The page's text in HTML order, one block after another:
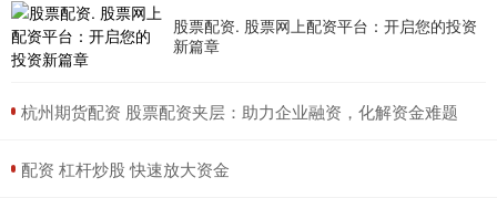
股票配资. 股票网上配资平台：开启您的投资
新篇章
​杭州期货配资 股票配资夹层：助力企业融资，化解资金难题
​配资 杠杆炒股 快速放大资金